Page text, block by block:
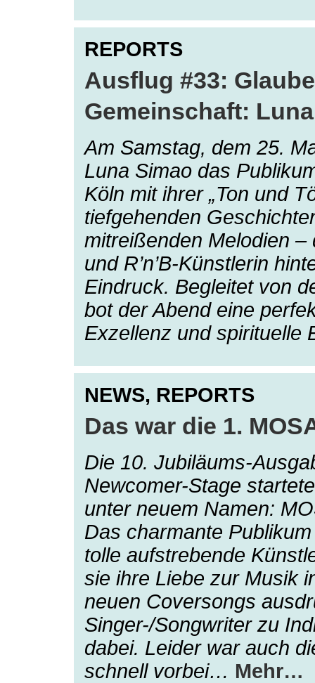
REPORTS
Ausflug #33:
Gemeinschaft:
Am Samstag, dem 25.
Luna Simao das
Köln mit ihrer „Ton und
tiefgehenden
mitreißenden Melodien –
und R’n’B-Künstlerin
Eindruck. Begleitet von
bot der Abend eine
Exzellenz und spirituelle
NEWS, REPORTS
Das war die 1.
Die 10. Jubiläums-
Newcomer-Stage
unter neuem Namen:
Das charmante
tolle aufstrebende
sie ihre Liebe zur Musik
neuen Coversongs
Singer-/Songwriter zu
dabei. Leider war auch
schnell vorbei… Mehr…